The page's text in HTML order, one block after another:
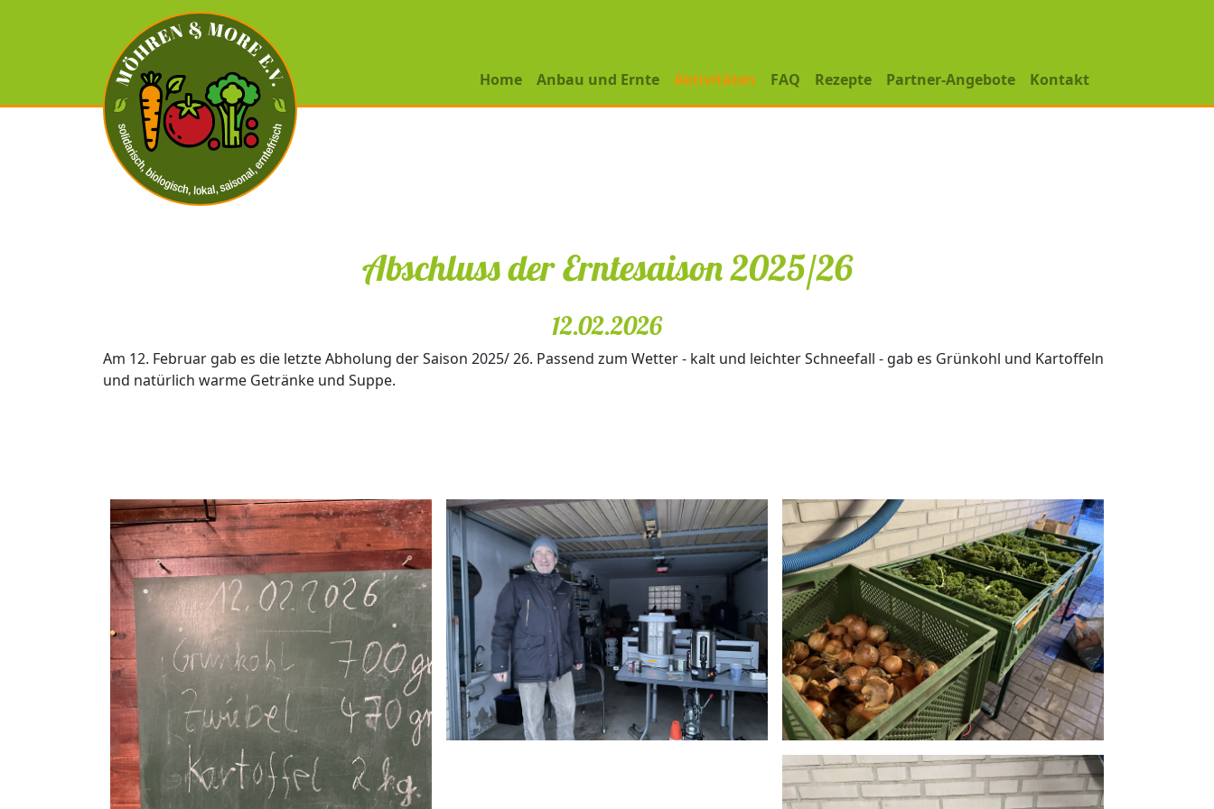
Home Anbau und Ernte Aktivitäten FAQ Rezepte Partner-Angebote Kontakt
Abschluss der Erntesaison 2025/26
12.02.2026
Am 12. Februar gab es die letzte Abholung der Saison 2025/ 26. Passend zum Wetter - kalt und leichter Schneefall - gab es Grünkohl und Kartoffeln
und natürlich warme Getränke und Suppe.